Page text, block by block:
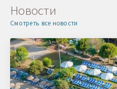
Новости
Смотреть все новости